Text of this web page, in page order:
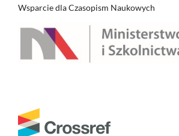
Wsparcie dla Czasopism Naukowych